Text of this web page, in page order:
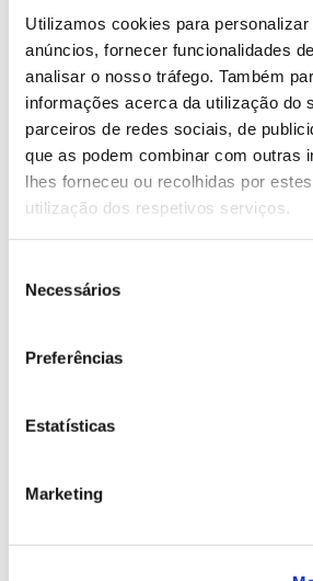
Utilizamos cookies para personalizar
anúncios, fornecer funcionalidades
analisar o nosso tráfego. Também
informações acerca da utilização do
parceiros de redes sociais, de
que as podem combinar com outras
lhes forneceu ou recolhidas por
utilização dos respetivos serviços.
Necessários
Preferências
Estatísticas
Marketing
inscrições podem ser realizadas no
Saiba mais sobre este
13.07.2026
Genoma do priolo e de outras
conhecer para conservar
02.07.2026
Registar galhas de Trichi em
cidadãos chamados a ajudar
25.06.2026